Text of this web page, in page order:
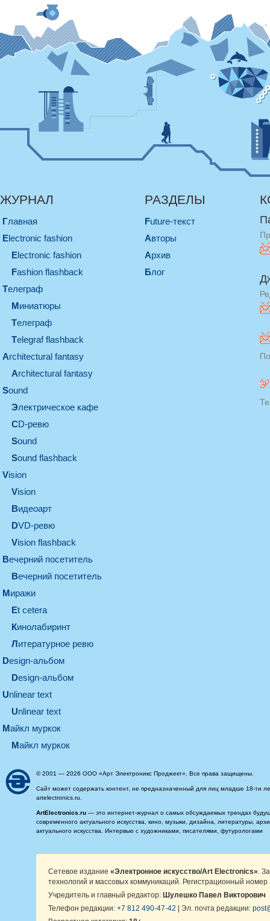
ЖУРНАЛ
Главная
electronic fashion
electronic fashion
Fashion flashback
телеграф
миниатюры
телеграф
Telegraf flashback
architectural fantasy
architectural fantasy
sound
электрическое кафе
CD-ревю
sound
Sound flashback
vision
vision
видеоарт
DVD-ревю
Vision flashback
вечерний посетитель
вечерний посетитель
миражи
et cetera
кинолабиринт
литературное ревю
design-альбом
design-альбом
unlinear text
Unlinear text
майкл муркок
майкл муркок
РАЗДЕЛЫ
Future-текст
Авторы
Архив
Блог
© 2001 — 2026 ООО «Арт Электроникс Проджект». Все права защищены.
Сайт может содержать контент, не предназначенный для лиц младше 18-ти
artelectronics.ru.
ArtElectronics.ru — это интернет-журнал о самых обсуждаемых трендах
современного актуального искусства, кино, музыки, дизайна, литературы,
актуального искусства. Интервью с художниками, писателями, футурологами
Сетевое издание «Электронное искусство/Art Electronics» .
технологий и массовых коммуникаций. Регистрационный
Учредитель и главный редактор: Шулешко Павел Викторович
Телефон редакции: +7 812 490-47-42 | Эл. почта редакции: